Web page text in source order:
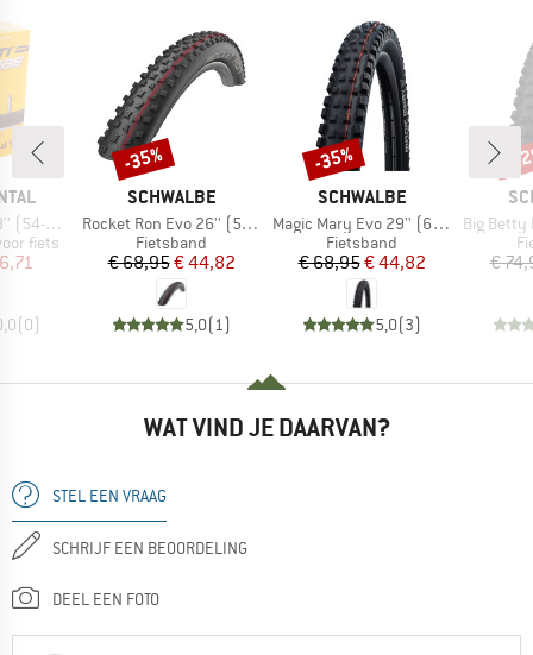
110)
fiets
prijs
(0)
MERK
SCHWALBE
Artikel
Rocket Ron Evo 26'' (57-559) Super Ground TLE
Productgroep
Fietsband
Prijs
€ 68,95Verlaagde prijs
€ 44,82
5,0(1)
Korting
-35%
MERK
SCHWALBE
Artikel
Magic Mary Evo 29'' (62-622) Super Trail TLE
Productgroep
Fietsband
Prijs
€ 68,95Verlaagde prijs
€ 44,82
5,0(3)
Korting
-35%
Artikel
Big Betty Evo 29''
€
-
WAT VIND JE DAARVAN?
STEL EEN VRAAG
SCHRIJF EEN BEOORDELING
DEEL EEN FOTO